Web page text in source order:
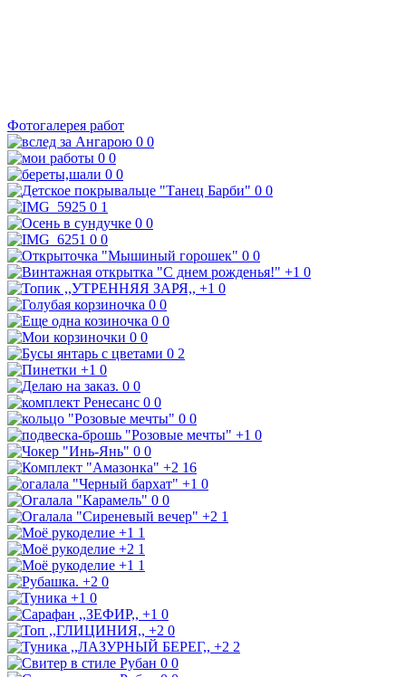
Фотогалерея работ
0 0
0 0
0 0
0 0
0 1
0 0
0 0
0 0
+1 0
+1 0
0 0
0 0
0 0
0 2
+1 0
0 0
0 0
0 0
+1 0
0 0
+2 16
+1 0
0 0
+2 1
+1 1
+2 1
+1 1
+2 0
+1 0
+1 0
+2 0
+2 2
0 0